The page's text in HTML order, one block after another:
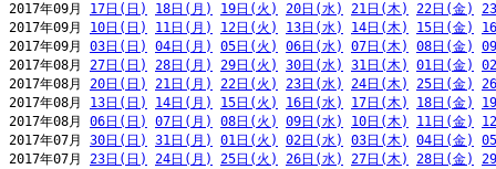
2017年09月 17日(日) 18日(月) 19日(火) 20日(水) 21日(木) 22日(金)
2017年09月 10日(日) 11日(月) 12日(火) 13日(水) 14日(木) 15日(金)
2017年09月 03日(日) 04日(月) 05日(火) 06日(水) 07日(木) 08日(金)
2017年08月 27日(日) 28日(月) 29日(火) 30日(水) 31日(木) 01日(金)
2017年08月 20日(日) 21日(月) 22日(火) 23日(水) 24日(木) 25日(金)
2017年08月 13日(日) 14日(月) 15日(火) 16日(水) 17日(木) 18日(金)
2017年08月 06日(日) 07日(月) 08日(火) 09日(水) 10日(木) 11日(金)
2017年07月 30日(日) 31日(月) 01日(火) 02日(水) 03日(木) 04日(金)
2017年07月 23日(日) 24日(月) 25日(火) 26日(水) 27日(木) 28日(金)